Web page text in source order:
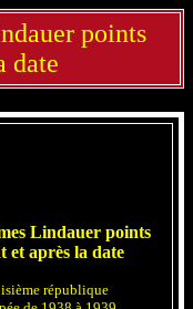
points
date
Lindauer points
et après la date
république